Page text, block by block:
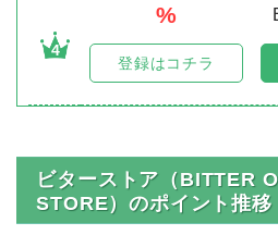
4
%
登録はコチラ
ビターストア（BITTER
STORE）のポイント推